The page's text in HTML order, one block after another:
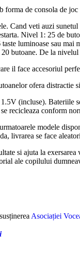
forma de consola de
Cand veti auzi
Nivel 1: 25 de
luminoase sau
butoane. De la
il face accesoriul
ofera distractie
(incluse). Bateriile
recicleaza conform
modele
livrarea se face
si ajuta la
ale copilului
Asociației